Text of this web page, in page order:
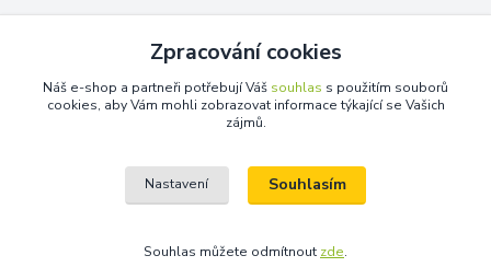
+420 725 889 873
(Po-Ne, 9-18 hod.)
Zpracování cookies
Náš e-shop a partneři potřebují Váš souhlas s použitím souborů
cookies, aby Vám mohli zobrazovat informace týkající se Vašich
zájmů.
Nastavení Souhlasím
Souhlas můžete odmítnout zde.